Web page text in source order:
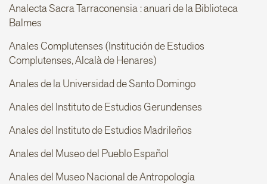
Analecta Sacra Tarraconensia : anuari de la Biblioteca
Balmes
Anales Complutenses (Institución de Estudios
Complutenses, Alcalà de Henares)
Anales de la Universidad de Santo Domingo
Anales del Instituto de Estudios Gerundenses
Anales del Instituto de Estudios Madrileños
Anales del Museo del Pueblo Español
Anales del Museo Nacional de Antropología